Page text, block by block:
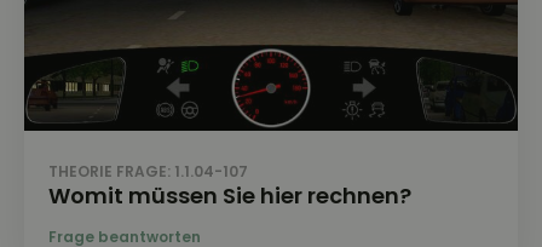
THEORIE FRAGE: 1.1.04-107
Womit müssen Sie hier rechnen?